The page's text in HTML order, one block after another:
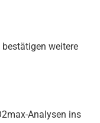
bestätigen weitere
Analysen ins